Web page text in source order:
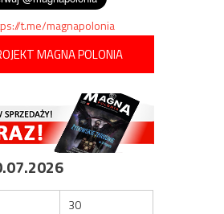
t.me/magnapolonia
MAGNA POLONIA
30